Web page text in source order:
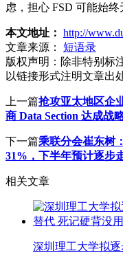
虑，担心 FSD 可能始
本文地址： http://
文章来源：
短语录
版权声明： 除非特别标
以链接形式注明文章出
上一篇抢攻亚太地区企
商 Data Section 达成战
下一篇乘联分会崔东树
31%，下半年预计逐步
相关文章
深圳理工大学拟